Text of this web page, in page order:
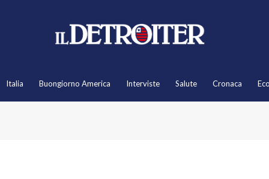
Italia Buongiorno America Interviste Salute Cronaca